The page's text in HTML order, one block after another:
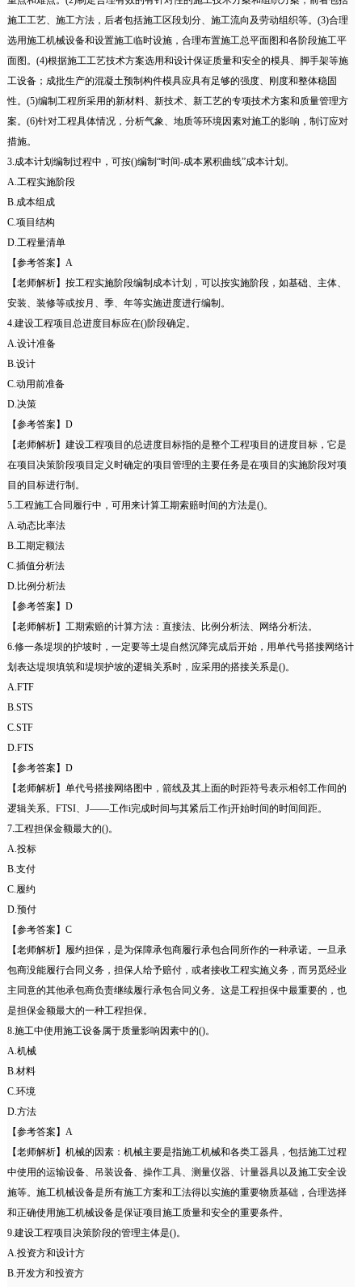
施工工艺、施工方法，后者包括施工区段划分、施工流向及劳动组织等。(3)合理
选用施工机械设备和设置施工临时设施，合理布置施工总平面图和各阶段施工平
面图。(4)根据施工工艺技术方案选用和设计保证质量和安全的模具、脚手架等施
工设备；成批生产的混凝土预制构件模具应具有足够的强度、刚度和整体稳固
性。(5)编制工程所采用的新材料、新技术、新工艺的专项技术方案和质量管理方
案。(6)针对工程具体情况，分析气象、地质等环境因素对施工的影响，制订应对
措施。
3.成本计划编制过程中，可按()编制“时间-成本累积曲线”成本计划。
A.工程实施阶段
B.成本组成
C.项目结构
D.工程量清单
【参考答案】A
【老师解析】按工程实施阶段编制成本计划，可以按实施阶段，如基础、主体、
安装、装修等或按月、季、年等实施进度进行编制。
4.建设工程项目总进度目标应在()阶段确定。
A.设计准备
B.设计
C.动用前准备
D.决策
【参考答案】D
【老师解析】建设工程项目的总进度目标指的是整个工程项目的进度目标，它是
在项目决策阶段项目定义时确定的项目管理的主要任务是在项目的实施阶段对项
目的目标进行制。
5.工程施工合同履行中，可用来计算工期索赔时间的方法是()。
A.动态比率法
B.工期定额法
C.插值分析法
D.比例分析法
【参考答案】D
【老师解析】工期索赔的计算方法：直接法、比例分析法、网络分析法。
6.修一条堤坝的护坡时，一定要等土堤自然沉降完成后开始，用单代号搭接网络计
划表达堤坝填筑和堤坝护坡的逻辑关系时，应采用的搭接关系是()。
A.FTF
B.STS
C.STF
D.FTS
【参考答案】D
【老师解析】单代号搭接网络图中，箭线及其上面的时距符号表示相邻工作间的
逻辑关系。FTSI、J——工作i完成时间与其紧后工作j开始时间的时间间距。
7.工程担保金额最大的()。
A.投标
B.支付
C.履约
D.预付
【参考答案】C
【老师解析】履约担保，是为保障承包商履行承包合同所作的一种承诺。一旦承
包商没能履行合同义务，担保人给予赔付，或者接收工程实施义务，而另觅经业
主同意的其他承包商负责继续履行承包合同义务。这是工程担保中最重要的，也
是担保金额最大的一种工程担保。
8.施工中使用施工设备属于质量影响因素中的()。
A.机械
B.材料
C.环境
D.方法
【参考答案】A
【老师解析】机械的因素：机械主要是指施工机械和各类工器具，包括施工过程
中使用的运输设备、吊装设备、操作工具、测量仪器、计量器具以及施工安全设
施等。施工机械设备是所有施工方案和工法得以实施的重要物质基础，合理选择
和正确使用施工机械设备是保证项目施工质量和安全的重要条件。
9.建设工程项目决策阶段的管理主体是()。
A.投资方和设计方
B.开发方和投资方